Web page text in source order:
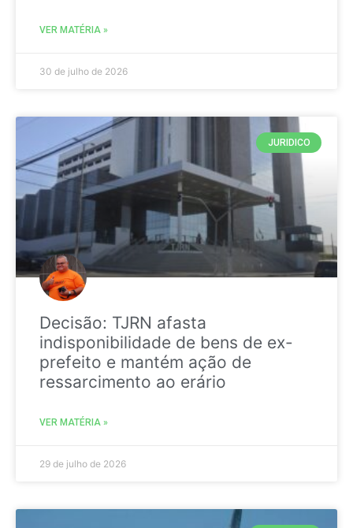
VER MATÉRIA »
30 de julho de 2026
JURIDICO
Decisão: TJRN afasta
indisponibilidade de bens de ex-
prefeito e mantém ação de
ressarcimento ao erário
VER MATÉRIA »
29 de julho de 2026